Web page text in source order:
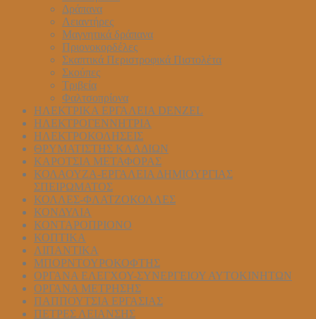
Δράπανα
Λειαντήρες
Μαγνητικά δράπανα
Πριονοκορδέλες
Σκαπτικά Περιστροφικά Πιστολέτα
Σκούπες
Τριβεία
Φαλτσοπρίονα
ΗΛΕΚΤΡΙΚΑ ΕΡΓΑΛΕΙΑ DENZEL
ΗΛΕΚΤΡΟΓΕΝΝΗΤΡΙΑ
ΗΛΕΚΤΡΟΚΟΛΗΣΕΙΣ
ΘΡΥΜΑΤΙΣΤΗΣ ΚΛΑΔΙΩΝ
ΚΑΡΟΤΣΙΑ ΜΕΤΑΦΟΡΑΣ
ΚΟΛΑΟΥΖΑ-ΕΡΓΑΛΕΙΑ ΔΗΜΙΟΥΡΓΙΑΣ
ΣΠΕΙΡΩΜΑΤΟΣ
ΚΟΛΛΕΣ-ΦΛΑΤΖΟΚΟΛΛΕΣ
ΚΟΝΔΥΛΙΑ
ΚΟΝΤΑΡΟΠΡΙΟΝΟ
ΚΟΠΤΙΚΑ
ΛΙΠΑΝΤΙΚΑ
ΜΠΟΡΝΤΟΥΡΟΚΟΦΤΗΣ
ΟΡΓΑΝΑ ΕΛΕΓΧΟΥ-ΣYΝΕΡΓΕΙΟΥ ΑΥΤΟΚΙΝΗΤΩΝ
ΟΡΓΑΝΑ ΜΕΤΡΗΣΗΣ
ΠΑΠΠΟΥΤΣΙΑ ΕΡΓΑΣΙΑΣ
ΠΕΤΡΕΣ ΛΕΙΑΝΣΗΣ